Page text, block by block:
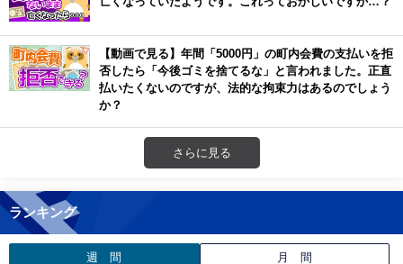
【動画で見る】年間「5000円」の町内会費の支払いを拒
否したら「今後ゴミを捨てるな」と言われました。正直
払いたくないのですが、法的な拘束力はあるのでしょう
か？
さらに見る
ランキング
週 間 月 間